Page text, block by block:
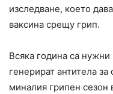
изследване, което
ваксина срещу грип.
Всяка година са
генерират антитела
миналия грипен сезон